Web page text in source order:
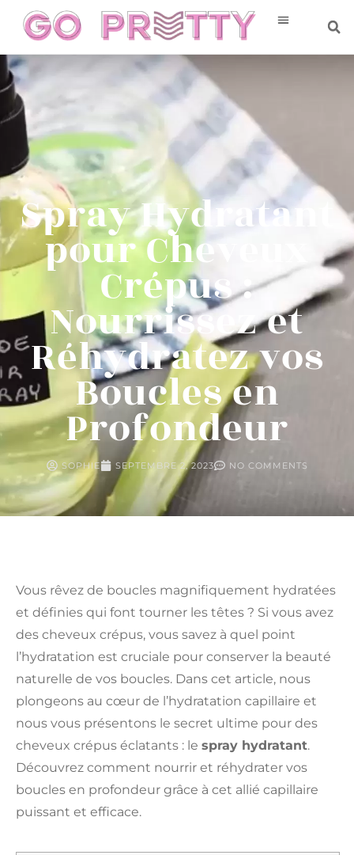
Spray Hydratant
pour Cheveux
Crépus :
Nourrissez et
Réhydratez vos
Boucles en
Profondeur
SOPHIE SEPTEMBRE 2, 2023 NO COMMENTS
Vous rêvez de boucles magnifiquement hydratées
et définies qui font tourner les têtes ? Si vous avez
des cheveux crépus, vous savez à quel point
l’hydratation est cruciale pour conserver la beauté
naturelle de vos boucles. Dans cet article, nous
plongeons au cœur de l’hydratation capillaire et
nous vous présentons le secret ultime pour des
cheveux crépus éclatants : le spray hydratant.
Découvrez comment nourrir et réhydrater vos
boucles en profondeur grâce à cet allié capillaire
puissant et efficace.